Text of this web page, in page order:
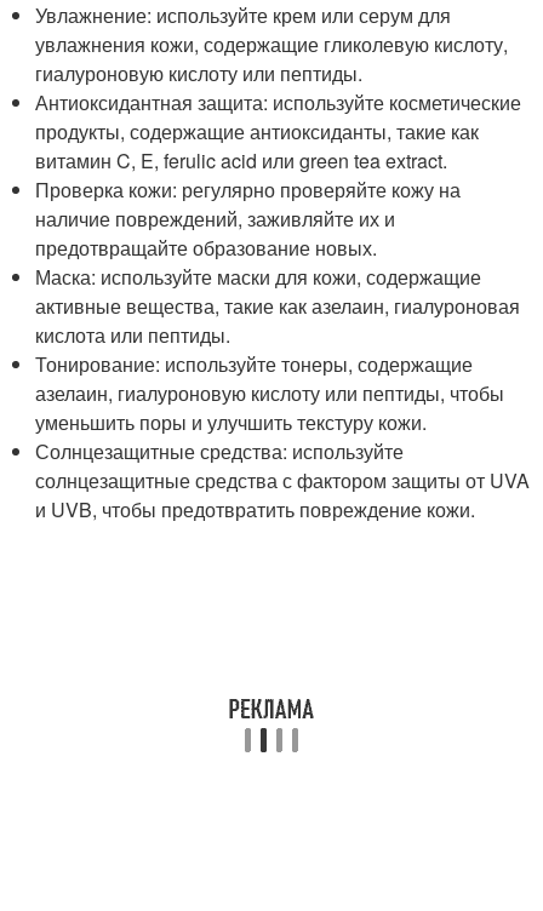
Увлажнение: используйте крем или серум для
увлажнения кожи, содержащие гликолевую кислоту,
гиалуроновую кислоту или пептиды.
Антиоксидантная защита: используйте косметические
продукты, содержащие антиоксиданты, такие как
витамин C, E, ferulic acid или green tea extract.
Проверка кожи: регулярно проверяйте кожу на
наличие повреждений, заживляйте их и
предотвращайте образование новых.
Маска: используйте маски для кожи, содержащие
активные вещества, такие как азелаин, гиалуроновая
кислота или пептиды.
Тонирование: используйте тонеры, содержащие
азелаин, гиалуроновую кислоту или пептиды, чтобы
уменьшить поры и улучшить текстуру кожи.
Солнцезащитные средства: используйте
солнцезащитные средства с фактором защиты от UVA
и UVB, чтобы предотвратить повреждение кожи.